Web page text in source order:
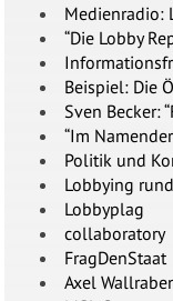
Medienradio:
“Die Lobby
Beispiel: Die
Sven Becker:
“Im
Politik und
Lobbying
Lobbyplag
collaboratory
FragDenStaat
Axel